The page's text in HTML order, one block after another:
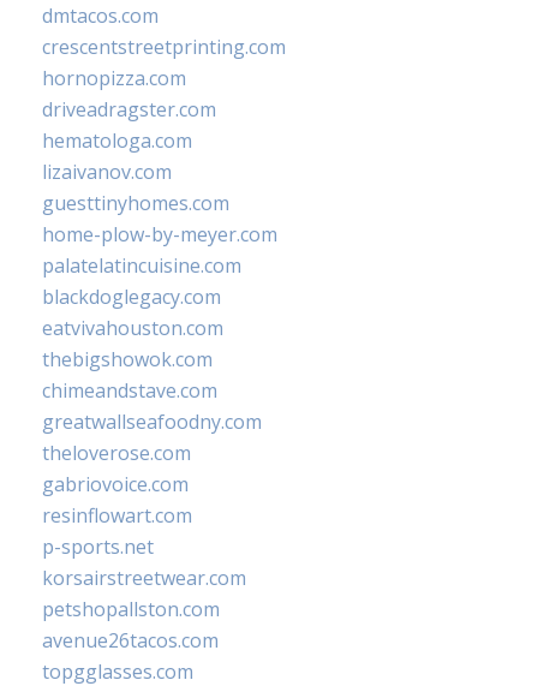
dmtacos.com
crescentstreetprinting.com
hornopizza.com
driveadragster.com
hematologa.com
lizaivanov.com
guesttinyhomes.com
home-plow-by-meyer.com
palatelatincuisine.com
blackdoglegacy.com
eatvivahouston.com
thebigshowok.com
chimeandstave.com
greatwallseafoodny.com
theloverose.com
gabriovoice.com
resinflowart.com
p-sports.net
korsairstreetwear.com
petshopallston.com
avenue26tacos.com
topgglasses.com